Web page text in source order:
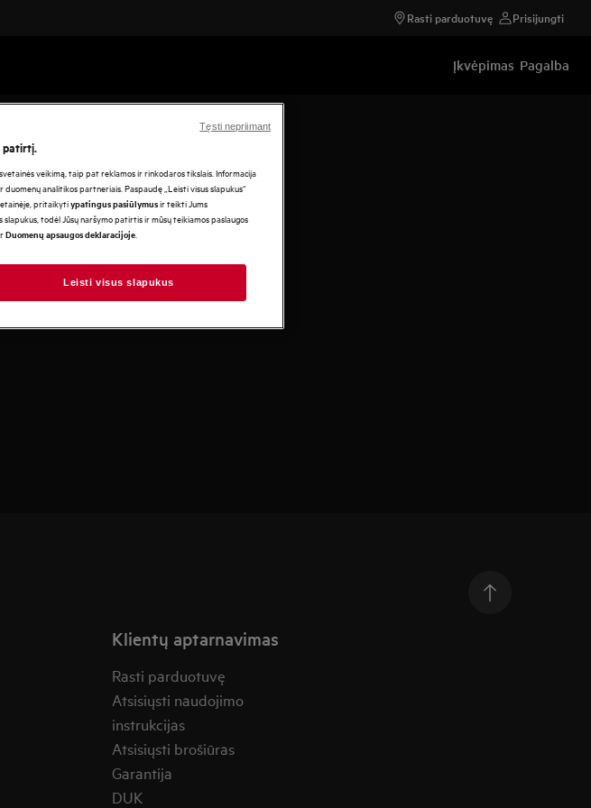
Rasti parduotuvę Prisijungti
Įkvėpimas Pagalba
Klientų aptarnavimas
Rasti parduotuvę
Atsisiųsti naudojimo
instrukcijas
Atsisiųsti brošiūras
Garantija
DUK
patirtį.
veikimą, taip pat reklamos ir rinkodaros tikslais. Informacija
analitikos partneriais. Paspaudę „Leisti visus slapukus“
pritaikytiypatingus pasiūlymusir teikti Jums
todėl Jūsų naršymo patirtis ir mūsų teikiamos paslaugos
Duomenų apsaugos deklaracijoje
Leisti visus slapukus
Tęsti nepriimant